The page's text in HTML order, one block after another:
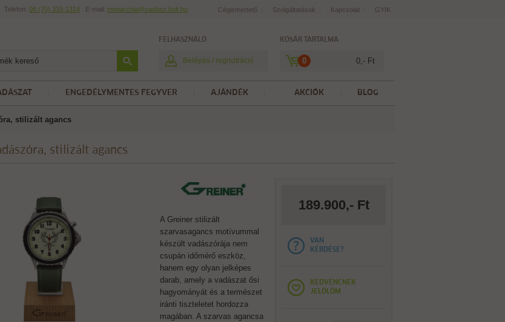
Cégismertető Szolgáltatások Kapcsolat GYIK
Telefon: 06 (70) 315-1314 E-mail: monarchia@vadasz.bolt.hu
FELHASZNÁLÓ
Belépés / regisztráció
KOSÁR TARTALMA
0 0,- Ft
BLOG
AKCIÓK
ENGEDÉLYMENTES FEGYVER AJÁNDÉK
stilizált agancs
stilizált agancs
A Greiner stilizált
szarvasagancs motívummal
készült vadászórája nem
csupán időmérő eszköz,
hanem egy olyan jelképes
darab, amely a vadászat ősi
hagyományát és a természet
iránti tiszteletet hordozza
magában. A szarvas agancsa
189.900,- Ft
VAN
KÉRDÉSE?
KEDVENCNEK
JELÖLÖM